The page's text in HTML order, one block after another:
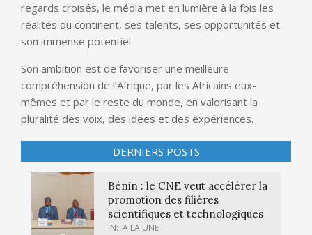
regards croisés, le média met en lumière à la fois les
réalités du continent, ses talents, ses opportunités et
son immense potentiel.
Son ambition est de favoriser une meilleure
compréhension de l’Afrique, par les Africains eux-
mêmes et par le reste du monde, en valorisant la
pluralité des voix, des idées et des expériences.
DERNIERS POSTS
Bénin : le CNE veut accélérer la
promotion des filières
scientifiques et technologiques
IN: A LA UNE